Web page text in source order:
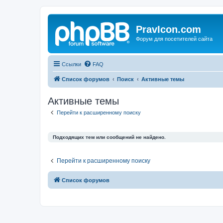
PravIcon.com
Форум для посетителей сайта
Ссылки FAQ
Список форумов Поиск Активные темы
Активные темы
Перейти к расширенному поиску
Подходящих тем или сообщений не найдено.
Перейти к расширенному поиску
Список форумов